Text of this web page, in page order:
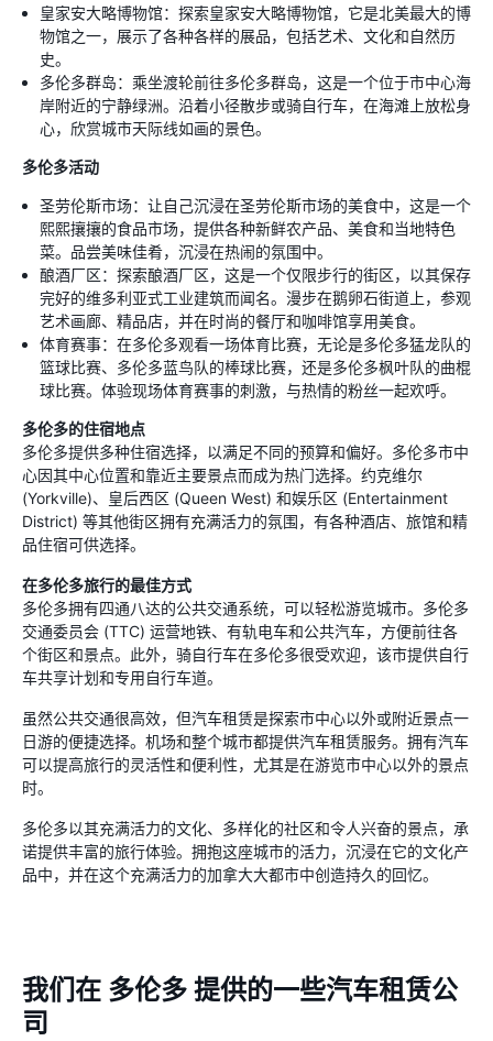
皇家安大略博物馆：探索皇家安大略博物馆，它是北美最大的博
物馆之一，展示了各种各样的展品，包括艺术、文化和自然历
史。
多伦多群岛：乘坐渡轮前往多伦多群岛，这是一个位于市中心海
岸附近的宁静绿洲。沿着小径散步或骑自行车，在海滩上放松身
心，欣赏城市天际线如画的景色。
多伦多活动
圣劳伦斯市场：让自己沉浸在圣劳伦斯市场的美食中，这是一个
熙熙攘攘的食品市场，提供各种新鲜农产品、美食和当地特色
菜。品尝美味佳肴，沉浸在热闹的氛围中。
酿酒厂区：探索酿酒厂区，这是一个仅限步行的街区，以其保存
完好的维多利亚式工业建筑而闻名。漫步在鹅卵石街道上，参观
艺术画廊、精品店，并在时尚的餐厅和咖啡馆享用美食。
体育赛事：在多伦多观看一场体育比赛，无论是多伦多猛龙队的
篮球比赛、多伦多蓝鸟队的棒球比赛，还是多伦多枫叶队的曲棍
球比赛。体验现场体育赛事的刺激，与热情的粉丝一起欢呼。
多伦多的住宿地点
多伦多提供多种住宿选择，以满足不同的预算和偏好。多伦多市中
心因其中心位置和靠近主要景点而成为热门选择。约克维尔
(Yorkville)、皇后西区 (Queen West) 和娱乐区 (Entertainment
District) 等其他街区拥有充满活力的氛围，有各种酒店、旅馆和精
品住宿可供选择。
在多伦多旅行的最佳方式
多伦多拥有四通八达的公共交通系统，可以轻松游览城市。多伦多
交通委员会 (TTC) 运营地铁、有轨电车和公共汽车，方便前往各
个街区和景点。此外，骑自行车在多伦多很受欢迎，该市提供自行
车共享计划和专用自行车道。
虽然公共交通很高效，但汽车租赁是探索市中心以外或附近景点一
日游的便捷选择。机场和整个城市都提供汽车租赁服务。拥有汽车
可以提高旅行的灵活性和便利性，尤其是在游览市中心以外的景点
时。
多伦多以其充满活力的文化、多样化的社区和令人兴奋的景点，承
诺提供丰富的旅行体验。拥抱这座城市的活力，沉浸在它的文化产
品中，并在这个充满活力的加拿大大都市中创造持久的回忆。
我们在 多伦多 提供的一些汽车租赁公
司